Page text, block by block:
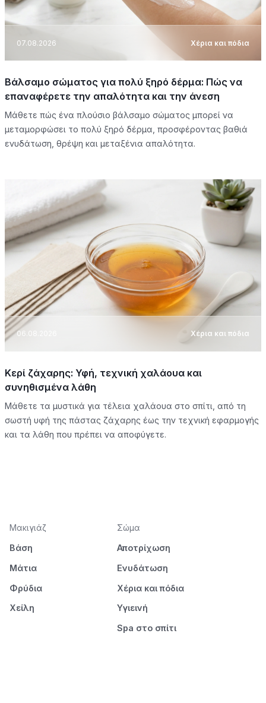
07.08.2026 Χέρια και πόδια
Βάλσαμο σώματος για πολύ ξηρό δέρμα: Πώς να
επαναφέρετε την απαλότητα και την άνεση
Μάθετε πώς ένα πλούσιο βάλσαμο σώματος μπορεί να
μεταμορφώσει το πολύ ξηρό δέρμα, προσφέροντας βαθιά
ενυδάτωση, θρέψη και μεταξένια απαλότητα.
06.08.2026 Χέρια και πόδια
Κερί ζάχαρης: Υφή, τεχνική χαλάουα και
συνηθισμένα λάθη
Μάθετε τα μυστικά για τέλεια χαλάουα στο σπίτι, από τη
σωστή υφή της πάστας ζάχαρης έως την τεχνική εφαρμογής
και τα λάθη που πρέπει να αποφύγετε.
Μακιγιάζ
Βάση
Μάτια
Φρύδια
Χείλη
Σώμα
Αποτρίχωση
Ενυδάτωση
Χέρια και πόδια
Υγιεινή
Spa στο σπίτι